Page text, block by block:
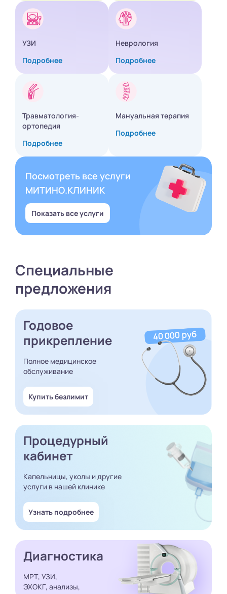
УЗИ
Подробнее
Неврология
Подробнее
Травматология-
ортопедия
Подробнее
Мануальная терапия
Подробнее
Посмотреть все услуги
МИТИНО.КЛИНИК
Показать все услуги
Специальные
предложения
Годовое
прикрепление
Полное медицинское
обслуживание
Купить безлимит
Процедурный
кабинет
Капельницы, уколы и другие
услуги в нашей клинике
Узнать подробнее
Диагностика
МРТ, УЗИ,
ЭХОКГ, анализы,